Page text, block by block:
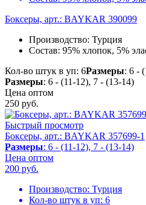
Боксеры, арт.: BAYKAR 390099
Производство: Турция
Состав: 95% хлопок, 5%
Кол-во штук в уп: 6Размеры: 6 -
Размеры: 6 - (11-12), 7 - (13-14)
Цена оптом
250 руб.
Быстрый просмотр
Боксеры, арт.: BAYKAR 357699-1
Размеры: 6 - (11-12), 7 - (13-14)
Цена оптом
200 руб.
Производство: Турция
Кол-во штук в уп: 6